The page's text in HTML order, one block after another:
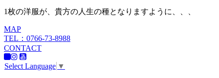
1枚の洋服が、貴方の人生の種となりますように、、、
MAP
TEL：0766-73-8988
CONTACT
Select Language ▼